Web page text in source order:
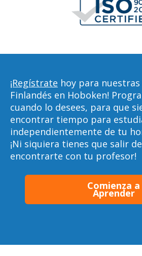
¡Regístrate hoy para nuestras
Finlandés en Hoboken!
cuando lo desees, para que
encontrar tiempo para
independientemente de tu
¡Ni siquiera tienes que salir
encontrarte con tu profesor!
Comienza a
Aprender